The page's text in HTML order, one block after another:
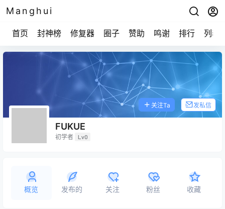
Manghui
首页 封神榜 修复器 圈子 赞助 鸣谢 排行 列表
FUKUE
初学者 Lv0
关注Ta 发私信
概览 发布的 关注 粉丝 收藏